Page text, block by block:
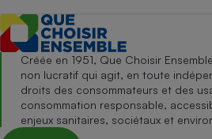
Créée en 1951, Que Choisir
non lucratif qui agit, en toute
droits des consommateurs et des
consommation responsable,
enjeux sanitaires, sociétaux et